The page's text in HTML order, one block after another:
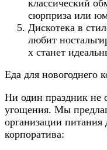
классический
сюрприза или
Дискотека в
любит
х станет
Еда для новогоднего
Ни один праздник не
угощения. Мы
организации питания
корпоратива: